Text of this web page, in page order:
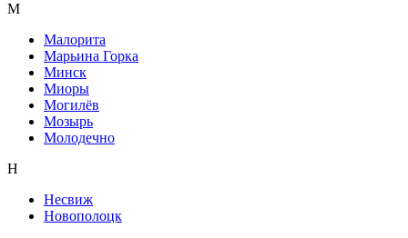
М
Малорита
Марьина Горка
Минск
Миоры
Могилёв
Мозырь
Молодечно
Н
Несвиж
Новополоцк